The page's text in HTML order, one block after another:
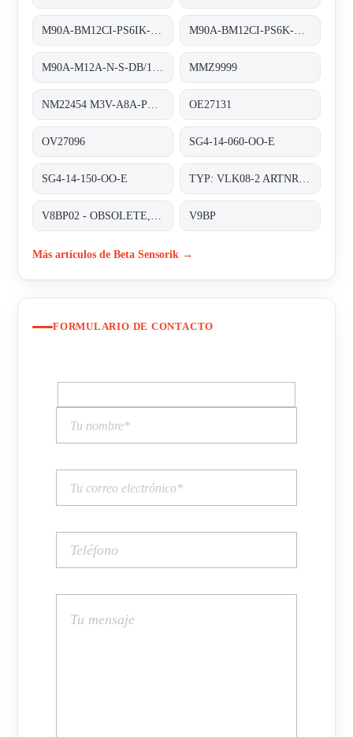
MMZ9999
OE27131
OV27096 SG4-14-060-OO-E
SG4-14-150-OO-E
V9BP
Más artículos de Beta Sensorik →
FORMULARIO DE CONTACTO